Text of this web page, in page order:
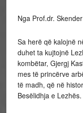
Nga Prof.dr.
Sa herë që kalojnë
duhet ta kujtojnë
kombëtar, Gjergj
mes të princërve
të madh, që në
Besëlidhja e Lezhës.